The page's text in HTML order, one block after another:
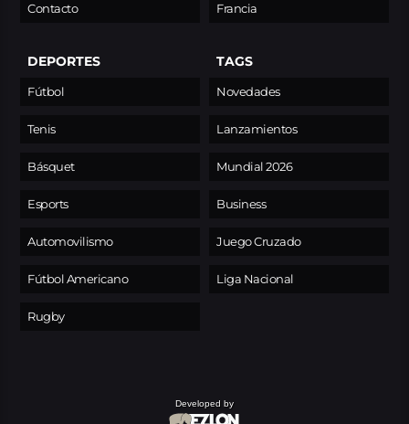
Contacto Francia
DEPORTES
Fútbol
Tenis
Básquet
Esports
Automovilismo
Fútbol Americano
Rugby
TAGS
Novedades
Lanzamientos
Mundial 2026
Business
Juego Cruzado
Liga Nacional
Developed by